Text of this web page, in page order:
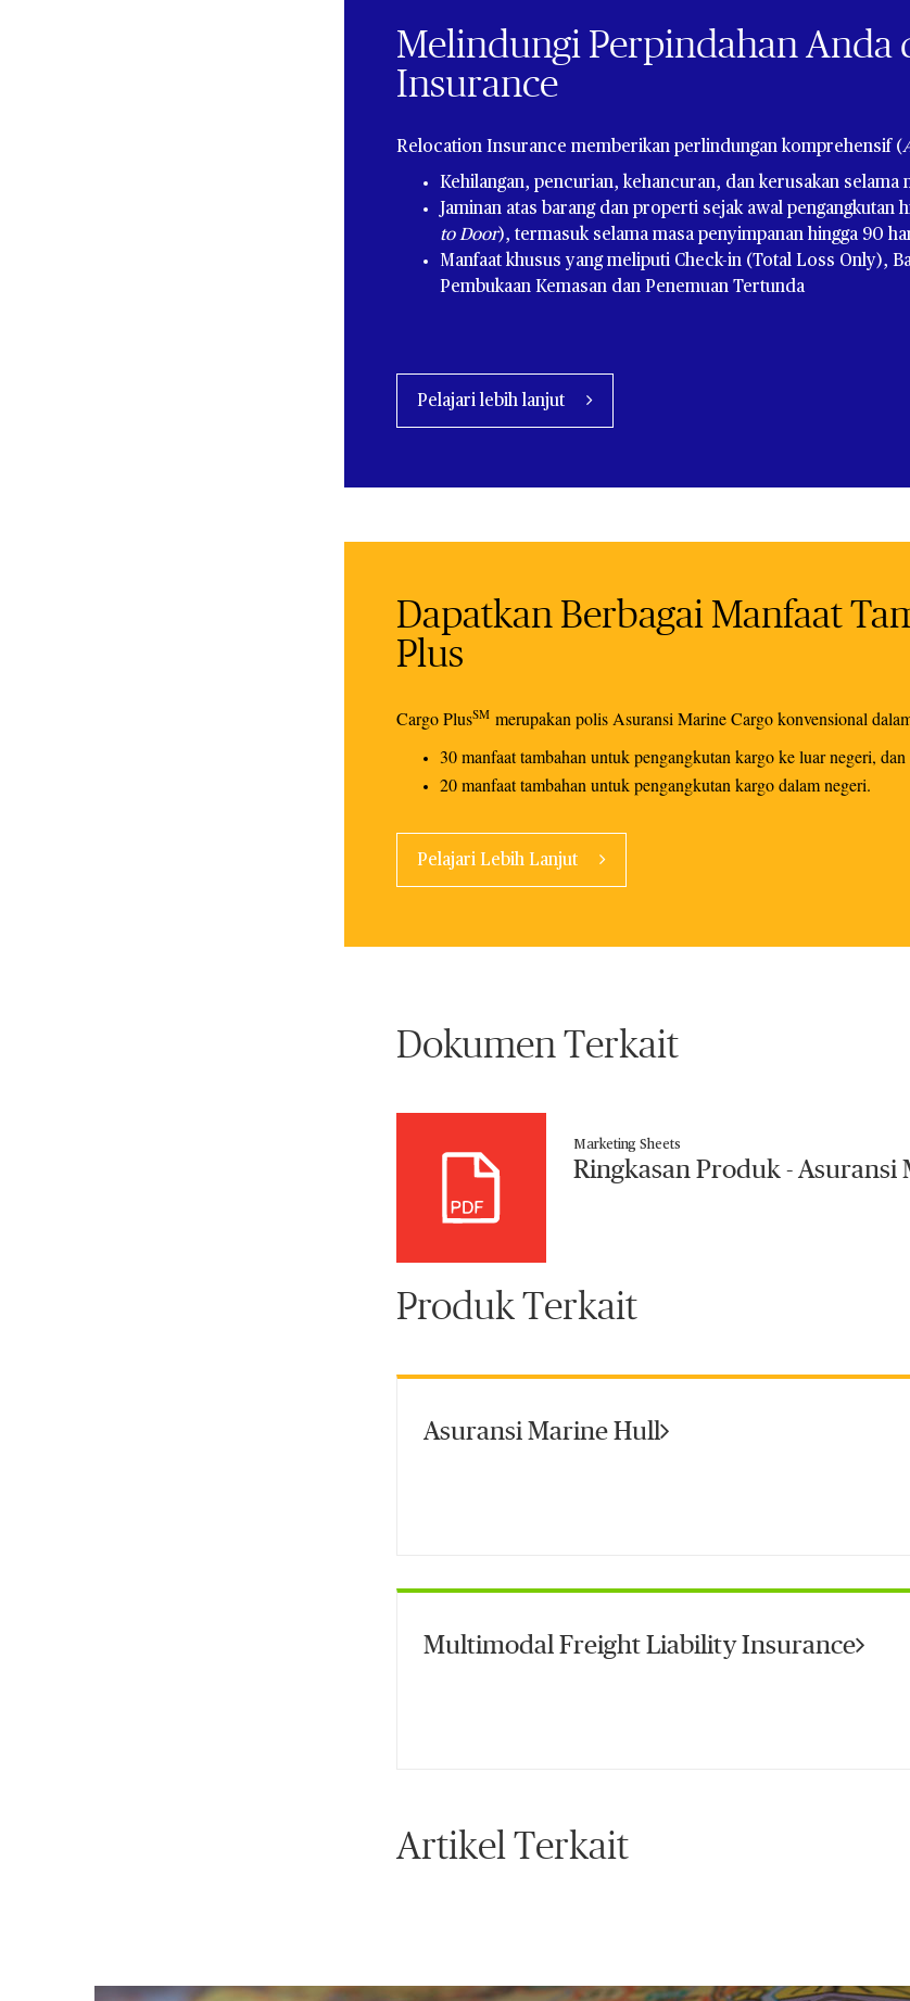
Melindungi Perpindahan Anda
Insurance​
Relocation Insurance memberikan perlindungan komprehensif (
Kehilangan, pencurian, kehancuran, dan kerusakan selama
Jaminan atas barang dan properti sejak awal
to Door), termasuk selama masa penyimpanan hingga 90
Manfaat khusus yang meliputi Check-in (Total Loss Only),
Pembukaan Kemasan dan Penemuan Tertunda
Pelajari lebih lanjut
Dapatkan Berbagai Manfaat
Plus
Cargo PlusSM merupakan polis Asuransi Marine Cargo konvensional
30 manfaat tambahan untuk pengangkutan kargo ke luar negeri, dan
20 manfaat tambahan untuk pengangkutan kargo dalam negeri.
Pelajari Lebih Lanjut
Dokumen Terkait
Marketing Sheets
Ringkasan Produk - Asuransi
Produk Terkait
Asuransi Marine Hull
Multimodal Freight Liability Insurance
Artikel Terkait